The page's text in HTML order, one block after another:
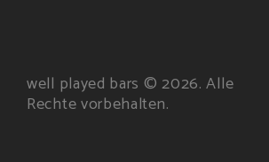
well played bars © 2026. Alle
Rechte vorbehalten.